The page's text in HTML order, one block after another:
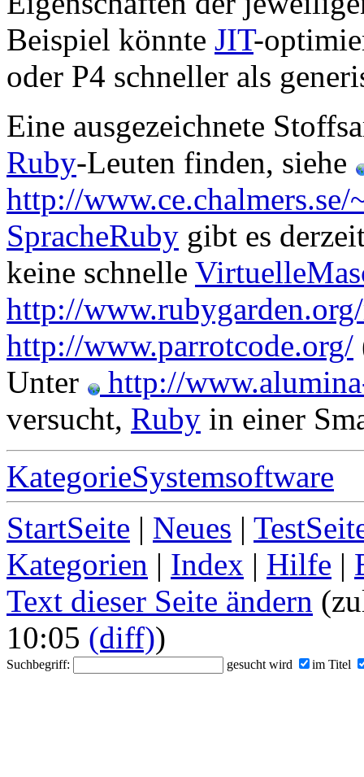
Beispiel könnte JIT-
oder P4 schneller als
Eine ausgezeichnete
Ruby-Leuten finden, siehe
http://
SpracheRuby gibt es
keine schnelle
http://
http://www.parrotcode.org/
Unter
http://
versucht, Ruby in einer
KategorieSystemsoftware
StartSeite | Neues |
Kategorien | Index | Hilfe |
Text dieser Seite ändern
10:05 (diff))
Suchbegriff: gesucht wird im Titel